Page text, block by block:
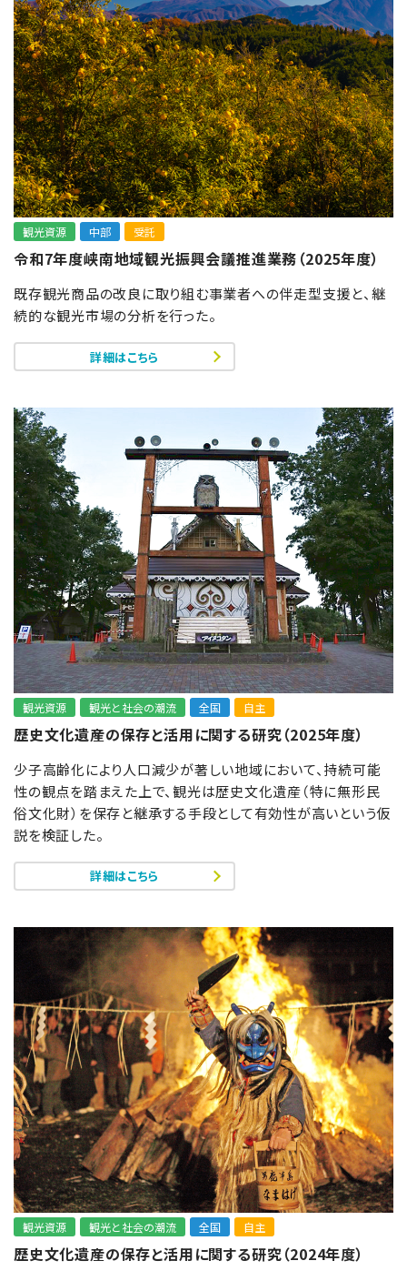
観光資源 中部 受託
令和7年度峡南地域観光振興会議推進業務（2025年度）
既存観光商品の改良に取り組む事業者への伴走型支援と、継
続的な観光市場の分析を行った。
詳細はこちら
観光資源 観光と社会の潮流 全国 自主
歴史文化遺産の保存と活用に関する研究（2025年度）
少子高齢化により人口減少が著しい地域において、持続可能
性の観点を踏まえた上で、観光は歴史文化遺産（特に無形民
俗文化財）を保存と継承する手段として有効性が高いという仮
説を検証した。
詳細はこちら
観光資源 観光と社会の潮流 全国 自主
歴史文化遺産の保存と活用に関する研究（2024年度）